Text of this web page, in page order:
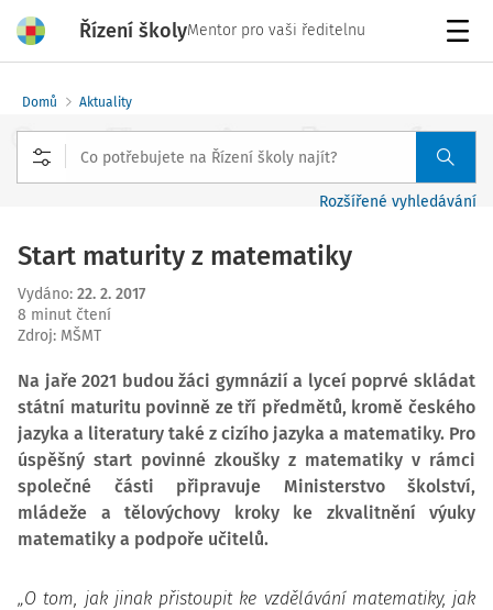
Řízení školyMentor pro vaši ředitelnu
Domů Aktuality
Rozšířené vyhledávání
Start maturity z matematiky
Vydáno: 22. 2. 2017
8 minut čtení
Zdroj: MŠMT
Na jaře 2021 budou žáci gymnázií a lyceí poprvé skládat
státní maturitu povinně ze tří předmětů, kromě českého
jazyka a literatury také z cizího jazyka a matematiky. Pro
úspěšný start povinné zkoušky z matematiky v rámci
společné části připravuje Ministerstvo školství,
mládeže a tělovýchovy kroky ke zkvalitnění výuky
matematiky a podpoře učitelů.
„O tom, jak jinak přistoupit ke vzdělávání matematiky, jak